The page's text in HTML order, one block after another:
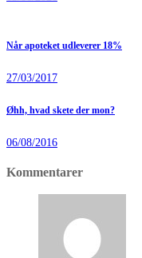
Når apoteket udleverer 18%
27/03/2017
Øhh, hvad skete der mon?
06/08/2016
Kommentarer